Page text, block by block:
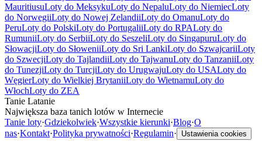
MauritiusuLoty do MeksykuLoty do NepaluLoty do NiemiecLoty
do NorwegiiLoty do Nowej ZelandiiLoty do OmanuLoty do
PeruLoty do PolskiLoty do PortugaliiLoty do RPALoty do
RumuniiLoty do SerbiiLoty do SeszeliLoty do SingapuruLoty do
SłowacjiLoty do SłoweniiLoty do Sri LankiLoty do SzwajcariiLoty
do SzwecjiLoty do TajlandiiLoty do TajwanuLoty do TanzaniiLoty
do TunezjiLoty do TurcjiLoty do UrugwajuLoty do USALoty do
WęgierLoty do Wielkiej BrytaniiLoty do WietnamuLoty do
WłochLoty do ZEA
Tanie Latanie
Największa baza tanich lotów w Internecie
Tanie loty·Gdziekolwiek·Wszystkie kierunki·Blog·O
nas·Kontakt·Polityka prywatności·Regulamin· Ustawienia cookies